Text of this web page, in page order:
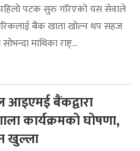
पटक सुरु गरिएको यस सेवाले
बैंक खाता खोल्न थप सहज
माथिका राष्ट्...
आइएमई बैंकद्वारा
कार्यक्रमको घोषणा,
खुल्ला